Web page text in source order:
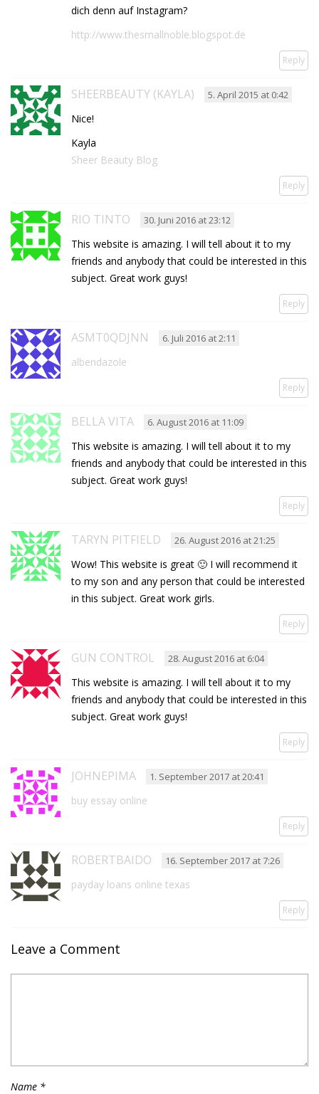
dich denn auf Instagram?
http://www.thesmallnoble.blogspot.de
Reply
SHEERBEAUTY (KAYLA) 5. April 2015 at 0:42
Nice!
Kayla
Sheer Beauty Blog
Reply
RIO TINTO 30. Juni 2016 at 23:12
This website is amazing. I will tell about it to my
friends and anybody that could be interested in this
subject. Great work guys!
Reply
ASMT0QDJNN 6. Juli 2016 at 2:11
albendazole
Reply
BELLA VITA 6. August 2016 at 11:09
This website is amazing. I will tell about it to my
friends and anybody that could be interested in this
subject. Great work guys!
Reply
TARYN PITFIELD 26. August 2016 at 21:25
Wow! This website is great 🙂 I will recommend it
to my son and any person that could be interested
in this subject. Great work girls.
Reply
GUN CONTROL 28. August 2016 at 6:04
This website is amazing. I will tell about it to my
friends and anybody that could be interested in this
subject. Great work guys!
Reply
JOHNEPIMA 1. September 2017 at 20:41
buy essay online
Reply
ROBERTBAIDO 16. September 2017 at 7:26
payday loans online texas
Reply
Leave a Comment
Name *